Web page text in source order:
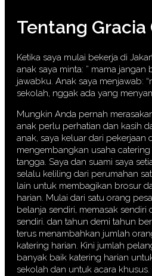
Tentang Gracia
Ketika saya mulai bekerja di
anak saya minta: ” mama jangan
jawabku. Anak saya menjawab:
sekolah, nggak ada yang
Mungkin Anda pernah
anak perlu perhatian dan kasih
anak, saya keluar dari pekerjaan
mengembangkan usaha
tangga. Saya dan suami saya
selalu keliling dari perumahan
lain untuk membagikan brosur
harian. Mulai dari satu orang
belanja sendiri, memasak sendiri
sendiri. dan tahun demi tahun
terus menambahkan jumlah
katering harian. Kini jumlah
banyak baik katering harian
sekolah dan untuk acara khusus.